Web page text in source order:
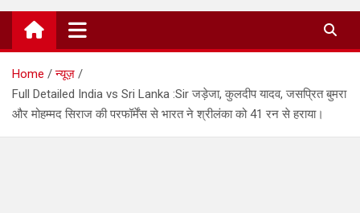
State Break
Home
न्यूज़
Full Detailed India vs Sri Lanka :Sir जड़ेजा, कुलदीप यादव, जसप्रित बुमरा
और मोहम्मद सिराज की परफॉर्मेंस से भारत ने श्रीलंका को 41 रन से हराया।